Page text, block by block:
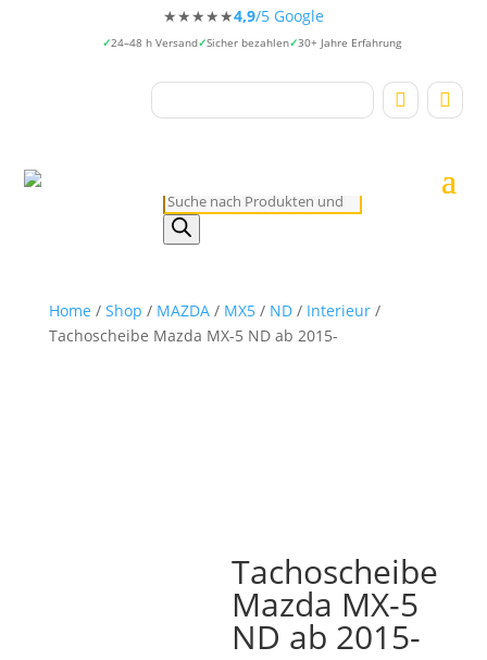
★★★★★4,9/5 Google
24–48 h Versand Sicher bezahlen 30+ Jahre Erfahrung


Products
search
Home / Shop / MAZDA/ MX5/ ND/ Interieur/
Tachoscheibe Mazda MX-5 ND ab 2015-
Tachoscheibe
Mazda MX-5
ND ab 2015-